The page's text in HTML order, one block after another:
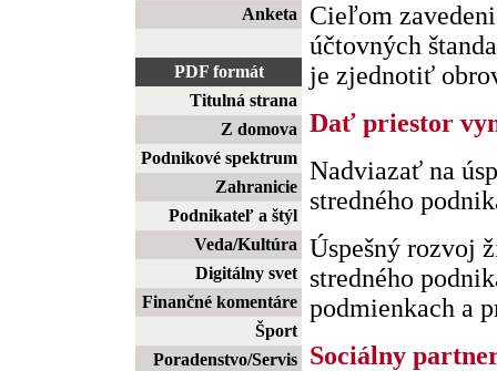
Anketa
PDF formát
Titulná strana
Z domova
Podnikové spektrum
Zahranicie
Podnikateľ a štýl
Veda/Kultúra
Digitálny svet
Finančné komentáre
Šport
Poradenstvo/Servis
Cieľom
účtovných
je zjednotiť
Dať priestor
Nadviazať na
stredného
Úspešný rozvoj
stredného
podmienkach a
Sociálny